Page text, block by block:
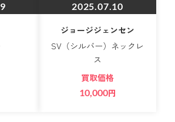
2025.07.10
ジョージジェンセン
SV（シルバー）ネックレ
ス
買取価格
10,000円